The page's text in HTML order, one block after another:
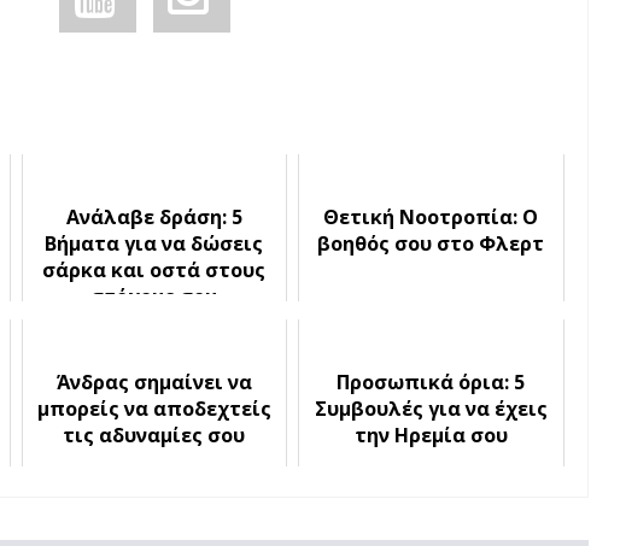
Ανάλαβε δράση: 5
Βήματα για να δώσεις
σάρκα και οστά στους
στόχους σου
Θετική Νοοτροπία: Ο
βοηθός σου στο Φλερτ
Άνδρας σημαίνει να
μπορείς να αποδεχτείς
τις αδυναμίες σου
Προσωπικά όρια: 5
Συμβουλές για να έχεις
την Ηρεμία σου